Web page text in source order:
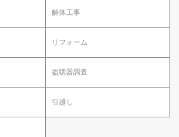
解体工事
リフォーム
盗聴器調査
引越し